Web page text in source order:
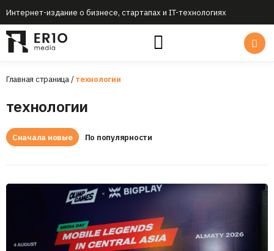
Интернет-издание о бизнесе, стартапах и IT-технологиях
Главная страница/технологии
технологии
Сначала новые По популярности